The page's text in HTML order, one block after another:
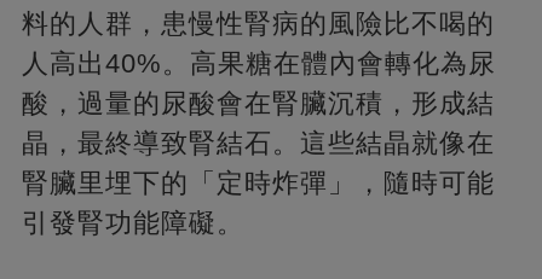
料的人群，患慢性腎病的風險比不喝的
人高出40%。高果糖在體內會轉化為尿
酸，過量的尿酸會在腎臟沉積，形成結
晶，最終導致腎結石。這些結晶就像在
腎臟里埋下的「定時炸彈」，隨時可能
引發腎功能障礙。